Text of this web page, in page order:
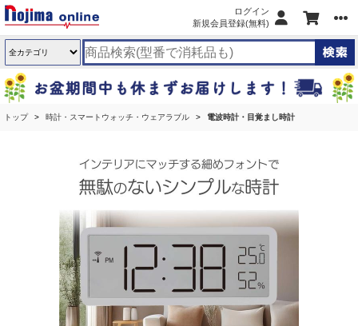
ログイン
新規会員登録(無料)
トップ 時計・スマートウォッチ・ウェアラブル 電波時計・目覚まし時計